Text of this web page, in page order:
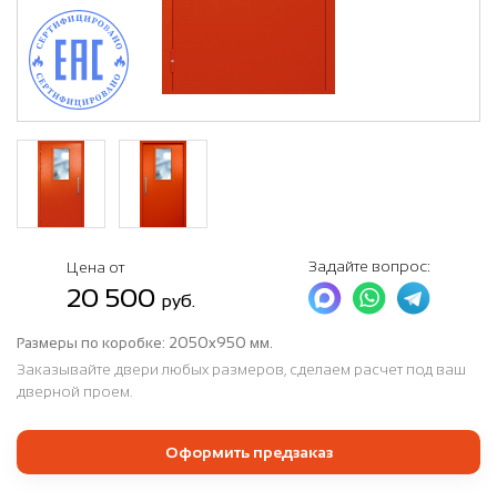
Цена от
20 500 руб.
Задайте вопрос:
Размеры по коробке: 2050x950 мм.
Заказывайте двери любых размеров, сделаем расчет под ваш
дверной проем.
Оформить предзаказ